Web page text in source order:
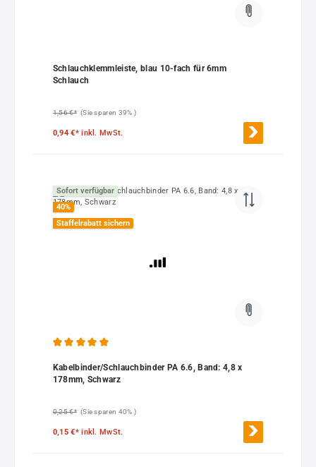
Schlauchklemmleiste, blau 10-fach für 6mm
Schlauch
1,56 €* (Sie sparen 39% )
0,94 €*inkl. MwSt.
Sofort verfügbar
40%
Staffelrabatt sichern
Kabelbinder/Schlauchbinder PA 6.6, Band: 4,8 x
178mm, Schwarz
0,25 €* (Sie sparen 40% )
0,15 €*inkl. MwSt.